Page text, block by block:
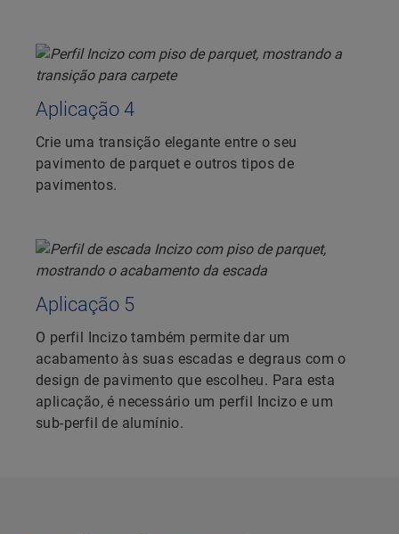
Aplicação 4
Crie uma transição elegante entre o seu
pavimento de parquet e outros tipos de
pavimentos.
Aplicação 5
O perfil Incizo também permite dar um
acabamento às suas escadas e degraus com o
design de pavimento que escolheu. Para esta
aplicação, é necessário um perfil Incizo e um
sub-perfil de alumínio.